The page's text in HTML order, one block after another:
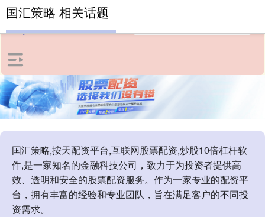
国汇策略,按天配资平台,互联网股票配资,炒股10倍杠杆软
件,是一家知名的金融科技公司，致力于为投资者提供高
效、透明和安全的股票配资服务。作为一家专业的配资平
台，拥有丰富的经验和专业团队，旨在满足客户的不同投
资需求。
国汇策略 相关话题